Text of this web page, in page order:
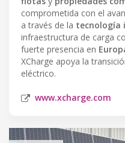
comprometida con el
a través de la tecnología
infraestructura de carga
fuerte presencia en
XCharge apoya la
eléctrico.
www.xcharge.com